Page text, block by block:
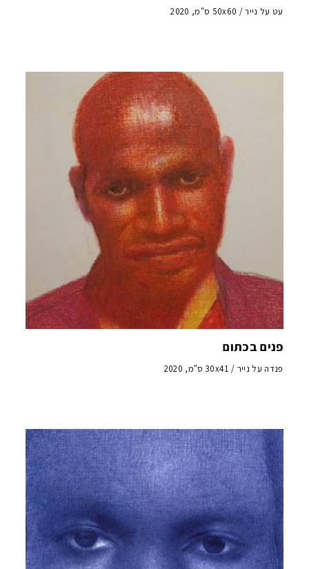
עט על נייר / 50x60 ס"מ, 2020
פנים בכתום
פנדה על נייר / 30x41 ס"מ, 2020